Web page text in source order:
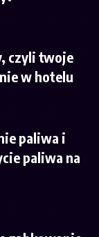
czyli twoje
w hotelu
paliwa i
paliwa na